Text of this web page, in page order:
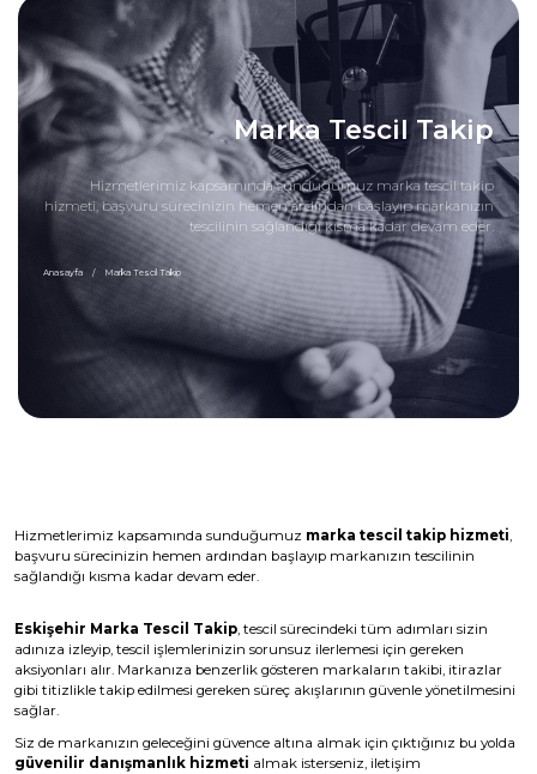
Marka Tescil Takip
Hizmetlerimiz kapsamında sunduğumuz marka tescil takip
hizmeti, başvuru sürecinizin hemen ardından başlayıp markanızın
tescilinin sağlandığı kısma kadar devam eder.
Anasayfa Marka Tescil Takip
Hizmetlerimiz kapsamında sunduğumuz marka tescil takip hizmeti,
başvuru sürecinizin hemen ardından başlayıp markanızın tescilinin
sağlandığı kısma kadar devam eder.
Eskişehir Marka Tescil Takip, tescil sürecindeki tüm adımları sizin
adınıza izleyip, tescil işlemlerinizin sorunsuz ilerlemesi için gereken
aksiyonları alır. Markanıza benzerlik gösteren markaların takibi, itirazlar
gibi titizlikle takip edilmesi gereken süreç akışlarının güvenle yönetilmesini
sağlar.
Siz de markanızın geleceğini güvence altına almak için çıktığınız bu yolda
güvenilir danışmanlık hizmeti almak isterseniz, iletişim